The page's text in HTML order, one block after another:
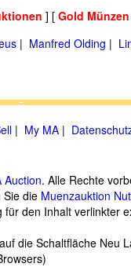
] [ Gold
| Manfred Olding |
| My MA |
Auction. Alle Rechte
Sie die Muenzauktion
den Inhalt verlinkter
die Schaltfläche Neu